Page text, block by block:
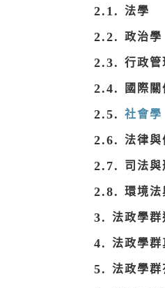
法學
政治學
行政管
國際關
社會學
法律與
司法與
環境法
法政學群
法政學群
法政學群